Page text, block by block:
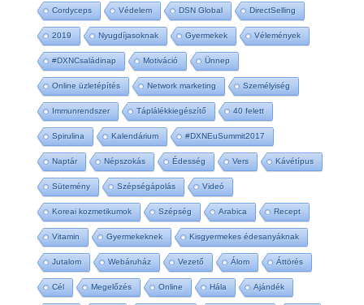
Cordyceps Védelem DSN Global DirectSelling
2019 Nyugdíjasoknak Gyermekek Vélemények
#DXNCsaládinap Motiváció Ünnep
Online üzletépítés Network marketing Személyiség
Immunrendszer Táplálékkiegészítő 40 felett
Spirulina Kalendárium #DXNEuSummit2017
Naptár Népszokás Édesség Vers Kávétípus
Sütemény Szépségápolás Videó
Koreai kozmetikumok Szépség Arabica Recept
Vitamin Gyermekeknek Kisgyermekes édesanyáknak
Jutalom Webáruház Vezető Álom Áttörés
Cél Megelőzés Online Hála Ajándék